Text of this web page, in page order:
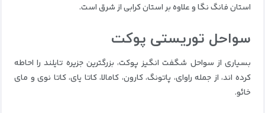
استان فانگ نگا و علاوه بر استان کرابی از شرق است.
سواحل توریستی پوکت
بسیاری از سواحل شگفت انگیز پوکت، بزرگترین جزیره تایلند را احاطه
کرده اند، از جمله راوای، پاتونگ، کارون، کامالا، کاتا یای، کاتا نوی و مای
خائو.